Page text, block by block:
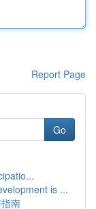
Report Page
Go
is ...
南